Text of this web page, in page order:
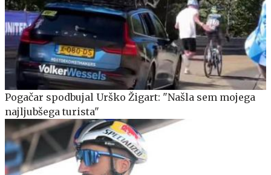
Pogačar spodbujal Urško Žigart: "Našla sem mojega
najljubšega turista"